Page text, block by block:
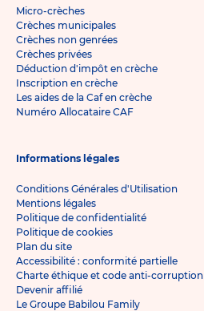
Micro-crèches
Crèches municipales
Crèches non genrées
Crèches privées
Déduction d'impôt en crèche
Inscription en crèche
Les aides de la Caf en crèche
Numéro Allocataire CAF
Informations légales
Conditions Générales d'Utilisation
Mentions légales
Politique de confidentialité
Politique de cookies
Plan du site
Accessibilité : conformité partielle
Charte éthique et code anti-corruption
Devenir affilié
Le Groupe Babilou Family